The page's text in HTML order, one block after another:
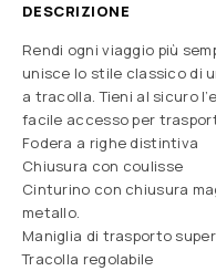
DESCRIZIONE
Rendi ogni viaggio più
unisce lo stile classico di
a tracolla. Tieni al sicuro
facile accesso per
Fodera a righe distintiva
Chiusura con coulisse
Cinturino con chiusura
metallo.
Maniglia di trasporto
Tracolla regolabile